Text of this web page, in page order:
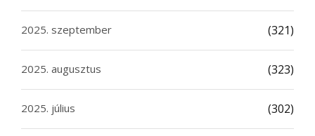
2025. szeptember (321)
2025. augusztus (323)
2025. július (302)